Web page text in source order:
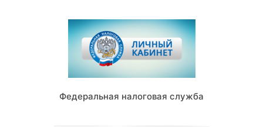
Федеральная налоговая служба